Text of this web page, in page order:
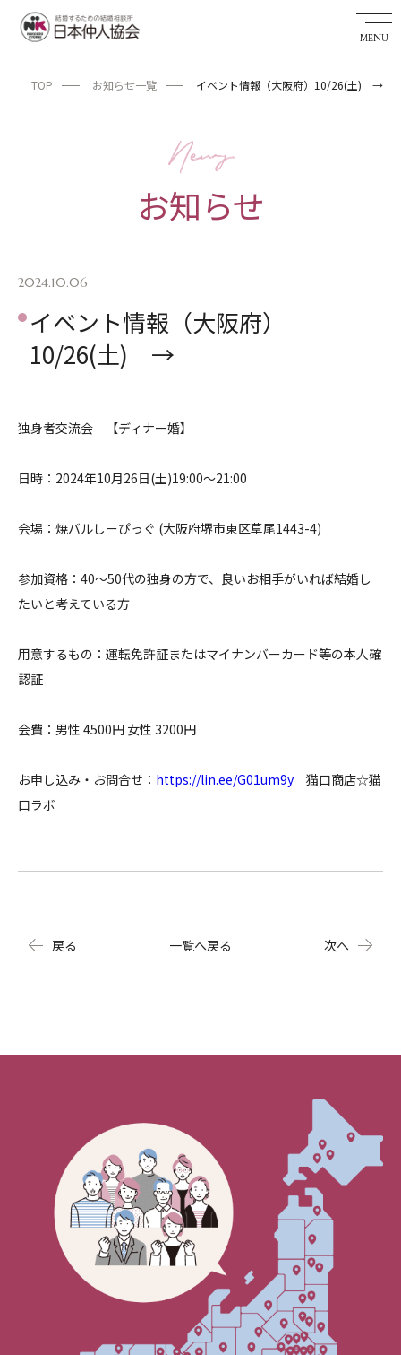
私たちの実績
婚活アドバイザーを探す
料金について
成婚者の声
よくあるご質問
TOP お知らせ一覧 イベント情報（大阪府）10/26(土) →
お知らせ
2024.10.06
イベント情報（大阪府）
10/26(土) →
独身者交流会 【ディナー婚】
日時：2024年10月26日(土)19:00～21:00
会場：焼バルしーぴっぐ (大阪府堺市東区草尾1443-4)
参加資格：40～50代の独身の方で、良いお相手がいれば結婚し
たいと考えている方
用意するもの：運転免許証またはマイナンバーカード等の本人確
認証
会費：男性 4500円 女性 3200円
お申し込み・お問合せ： https://lin.ee/G01um9y 猫口商店☆猫
口ラボ
戻る 一覧へ戻る 次へ